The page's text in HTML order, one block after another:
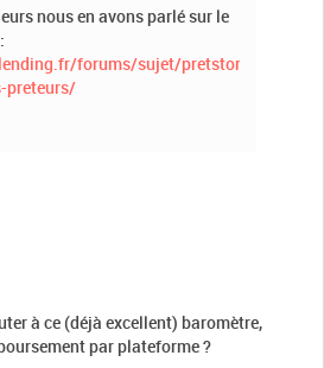
nous en avons parlé sur le
forums/sujet/pretstory-
preteurs/
à ce (déjà excellent) baromètre,
par plateforme ?